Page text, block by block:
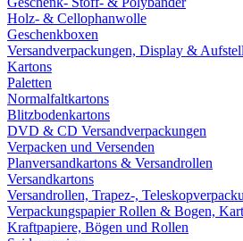
Holz- & Cellophanwolle
Geschenkboxen
Versandverpackungen, Display &
Kartons
Paletten
Normalfaltkartons
Blitzbodenkartons
DVD & CD Versandverpackungen
Verpacken und Versenden
Planversandkartons & Versandrollen
Versandkartons
Versandrollen, Trapez-,
Verpackungspapier Rollen & Bogen,
Kraftpapiere, Bögen und Rollen